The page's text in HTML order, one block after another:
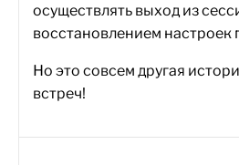
осуществлять выход из
восстановлением настроек
Но это совсем другая
встреч!